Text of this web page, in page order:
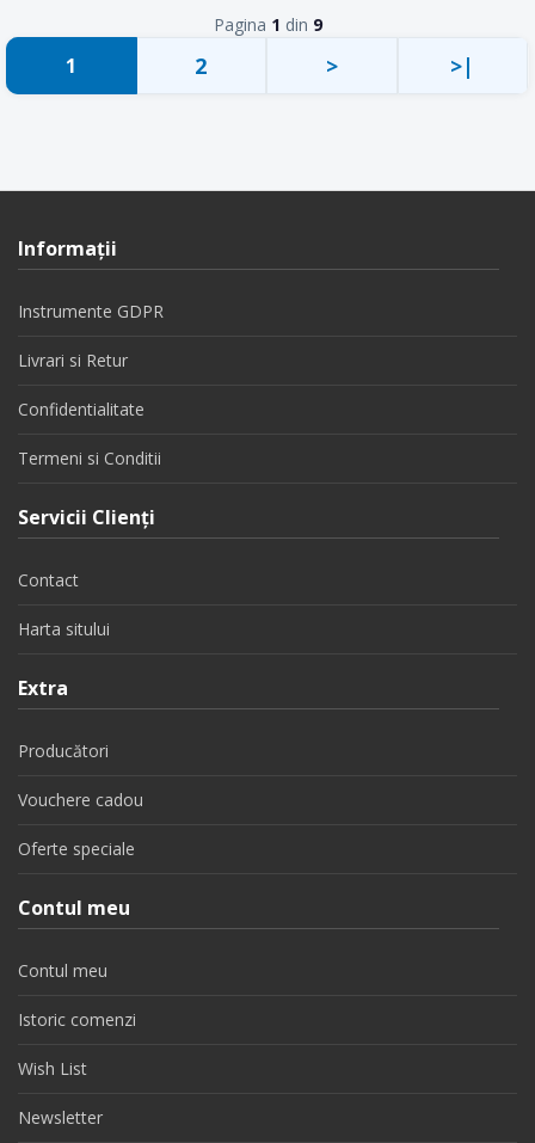
Pagina 1 din 9
1 2 > >|
Informaţii
Instrumente GDPR
Livrari si Retur
Confidentialitate
Termeni si Conditii
Servicii Clienţi
Contact
Harta sitului
Extra
Producători
Vouchere cadou
Oferte speciale
Contul meu
Contul meu
Istoric comenzi
Wish List
Newsletter